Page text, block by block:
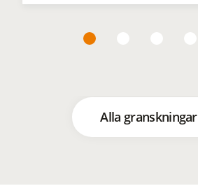
Alla granskningar